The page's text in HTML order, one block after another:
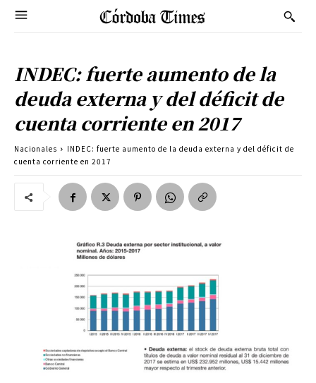
INDEC: fuerte aumento de la
deuda externa y del déficit de
cuenta corriente en 2017
Nacionales
INDEC: fuerte aumento de la deuda externa y del déficit de
cuenta corriente en 2017